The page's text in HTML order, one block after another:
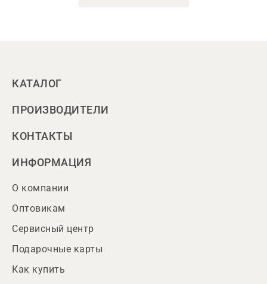
КАТАЛОГ
ПРОИЗВОДИТЕЛИ
КОНТАКТЫ
ИНФОРМАЦИЯ
О компании
Оптовикам
Сервисный центр
Подарочные карты
Как купить